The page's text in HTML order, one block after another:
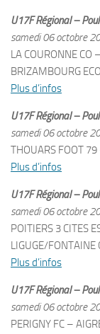
U17F Régional –
samedi 06 octobre
LA COURONNE CO
BRIZAMBOURG
Plus d’infos
U17F Régional –
samedi 06 octobre
THOUARS FOOT 79
Plus d’infos
U17F Régional –
samedi 06 octobre
POITIERS 3 CITES
LIGUGE/FONTAINE
Plus d’infos
U17F Régional –
samedi 06 octobre
PERIGNY FC –